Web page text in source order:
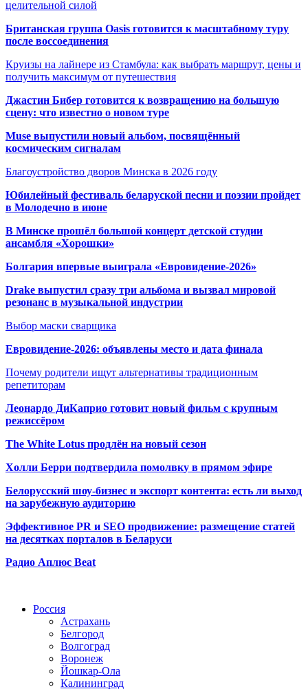
целительной силой
Британская группа Oasis готовится к масштабному туру
после воссоединения
Круизы на лайнере из Стамбула: как выбрать маршрут, цены и
получить максимум от путешествия
Джастин Бибер готовится к возвращению на большую
сцену: что известно о новом туре
Muse выпустили новый альбом, посвящённый
космическим сигналам
Благоустройство дворов Минска в 2026 году
Юбилейный фестиваль беларуской песни и поэзии пройдет
в Молодечно в июне
В Минске прошёл большой концерт детской студии
ансамбля «Хорошки»
Болгария впервые выиграла «Евровидение-2026»
Drake выпустил сразу три альбома и вызвал мировой
резонанс в музыкальной индустрии
Выбор маски сварщика
Евровидение-2026: объявлены место и дата финала
Почему родители ищут альтернативы традиционным
репетиторам
Леонардо ДиКаприо готовит новый фильм с крупным
режиссёром
The White Lotus продлён на новый сезон
Холли Берри подтвердила помолвку в прямом эфире
Белорусский шоу-бизнес и экспорт контента: есть ли выход
на зарубежную аудиторию
Эффективное PR и SEO продвижение: размещение статей
на десятках порталов в Беларуси
Радио Аплюс Beat
Россия
Астрахань
Белгород
Волгоград
Воронеж
Йошкар-Ола
Калининград